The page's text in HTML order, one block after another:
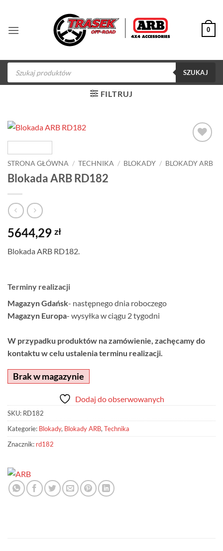
zawartości
0
Wyszukiwarka
produktów
SZUKAJ
FILTRUJ
obserwowanych
STRONA GŁÓWNA / TECHNIKA / BLOKADY / BLOKADY ARB
Blokada ARB RD182
5644,29 zł
Blokada ARB RD182.
Terminy realizacji
Magazyn Gdańsk- następnego dnia roboczego
Magazyn Europa- wysyłka w ciągu 2 tygodni
W przypadku produktów na zamówienie, zachęcamy do
kontaktu w celu ustalenia terminu realizacji.
Brak w magazynie
Dodaj do obserwowanych
SKU: RD182
Kategorie: Blokady, Blokady ARB,Technika
Znacznik: rd182